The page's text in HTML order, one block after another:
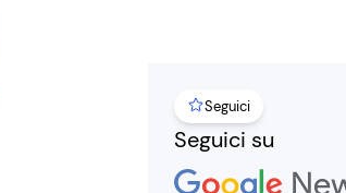
Seguici
Seguici su